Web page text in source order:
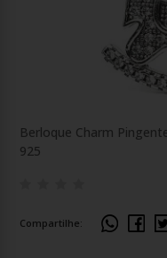
Berloque Charm
925
Compartilhe: